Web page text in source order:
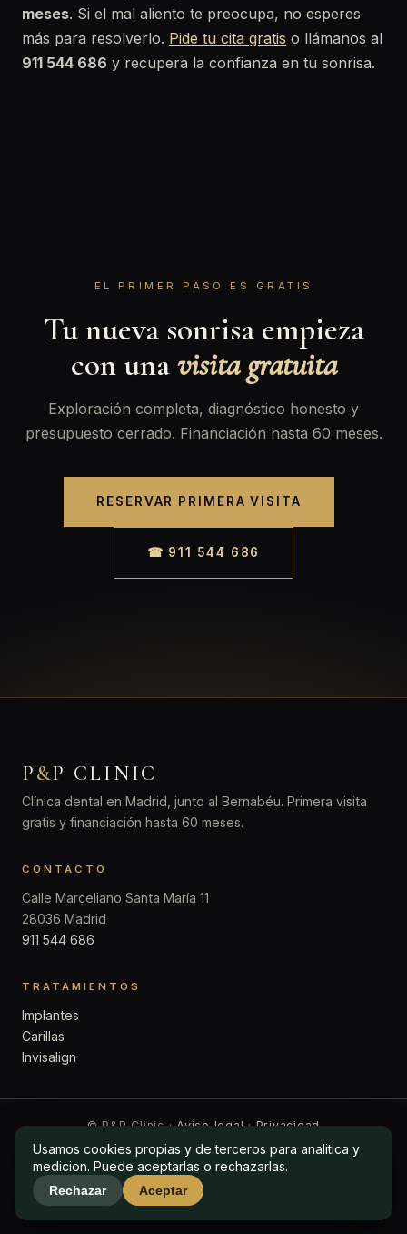
meses. Si el mal aliento te preocupa, no esperes
más para resolverlo. Pide tu cita gratis o llámanos al
911 544 686 y recupera la confianza en tu sonrisa.
EL PRIMER PASO ES GRATIS
Tu nueva sonrisa empieza
con unavisita gratuita
Exploración completa, diagnóstico honesto y
presupuesto cerrado. Financiación hasta 60 meses.
RESERVAR PRIMERA VISITA
☎ 911 544 686
P&P CLINIC
Clínica dental en Madrid, junto al Bernabéu. Primera visita
gratis y financiación hasta 60 meses.
CONTACTO
Calle Marceliano Santa María 11
28036 Madrid
911 544 686
TRATAMIENTOS
Implantes
Carillas
Invisalign
© P&P Clinic ·Aviso legal·Privacidad
Usamos cookies propias y de terceros para analitica y
medicion. Puede aceptarlas o rechazarlas.
Rechazar Aceptar
Usamos cookies propias y de terceros para analitica y
medicion. Puede aceptarlas o rechazarlas.
Rechazar Aceptar